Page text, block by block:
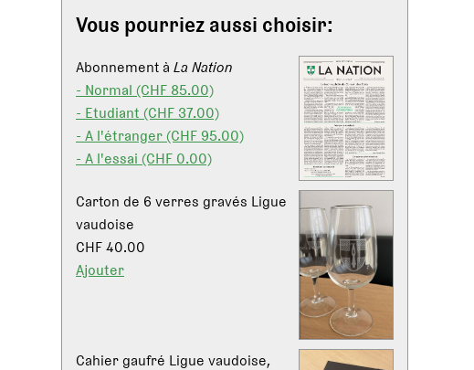
Vous pourriez aussi choisir:
Abonnement à La Nation
- Normal (CHF 85.00)
- Etudiant (CHF 37.00)
- A l'étranger (CHF 95.00)
- A l'essai (CHF 0.00)
Carton de 6 verres gravés Ligue
vaudoise
CHF 40.00
Ajouter
Cahier gaufré Ligue vaudoise,